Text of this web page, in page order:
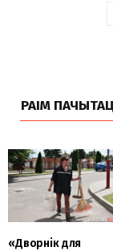
РАІМ
«Дворнік для